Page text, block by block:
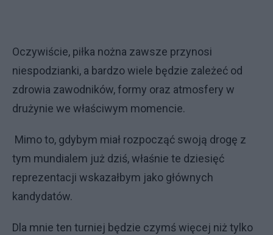
Oczywiście, piłka nożna zawsze przynosi
niespodzianki, a bardzo wiele będzie zależeć od
zdrowia zawodników, formy oraz atmosfery w
drużynie we właściwym momencie.
Mimo to, gdybym miał rozpocząć swoją drogę z
tym mundialem już dziś, właśnie te dziesięć
reprezentacji wskazałbym jako głównych
kandydatów.
Dla mnie ten turniej będzie czymś więcej niż tylko